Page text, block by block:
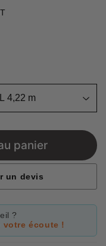
panier
un devis
?
votre écoute !